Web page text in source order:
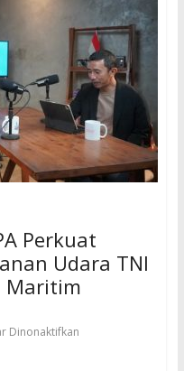
Perkuat
Udara TNI
Maritim
Dinonaktifkan